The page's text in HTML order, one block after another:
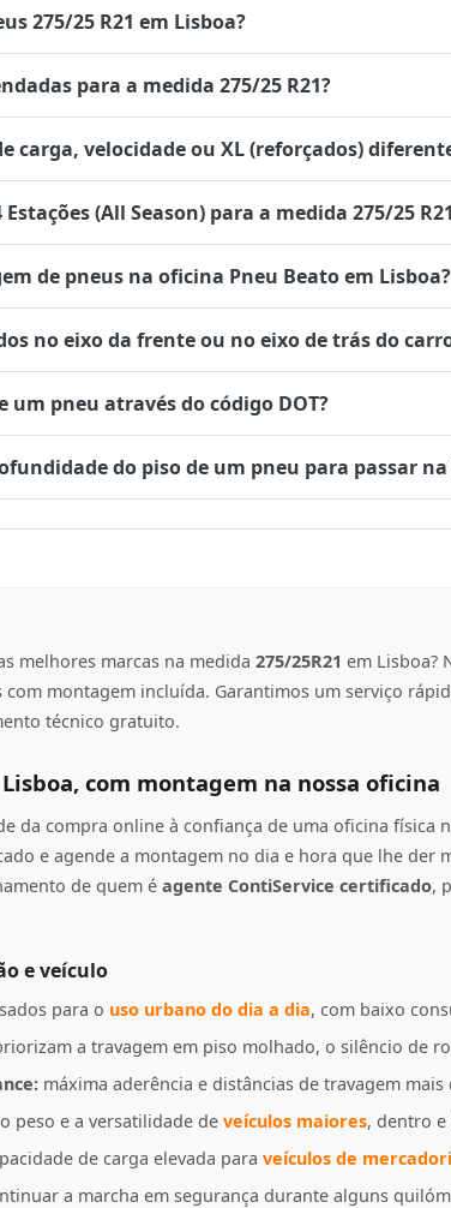
275/25 R21 em Lisboa?
para a medida 275/25 R21?
carga, velocidade ou XL (reforçados)
(All Season) para a medida 275/25
de pneus na oficina Pneu Beato em Lisboa?
no eixo da frente ou no eixo de trás do
um pneu através do código DOT?
do piso de um pneu para passar na
melhores marcas na medida 275/25R21 em Lisboa?
montagem incluída. Garantimos um serviço
técnico gratuito.
com montagem na nossa oficina
da compra online à confiança de uma oficina física
e agende a montagem no dia e hora que lhe der
de quem é agente ContiService certificado,
e veículo
para o uso urbano do dia a dia, com baixo
a travagem em piso molhado, o silêncio de
máxima aderência e distâncias de travagem mais
peso e a versatilidade de veículos maiores, dentro
de carga elevada para veículos de
a marcha em segurança durante alguns